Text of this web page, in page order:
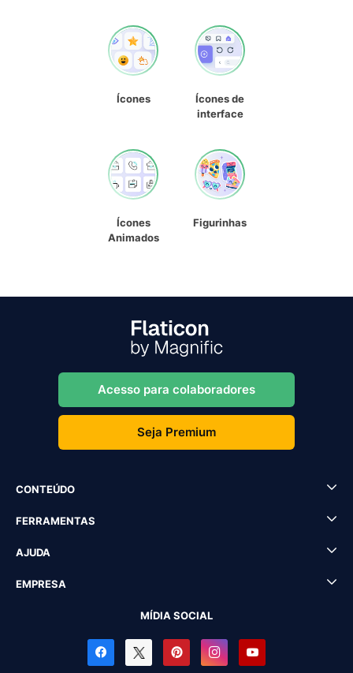
Ícones
Ícones de
interface
Ícones
Animados
Figurinhas
Acesso para colaboradores
Seja Premium
CONTEÚDO
FERRAMENTAS
AJUDA
EMPRESA
MÍDIA SOCIAL